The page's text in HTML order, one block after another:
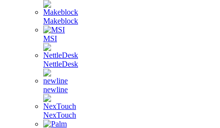
Makeblock
MSI
NettleDesk
newline
NexTouch